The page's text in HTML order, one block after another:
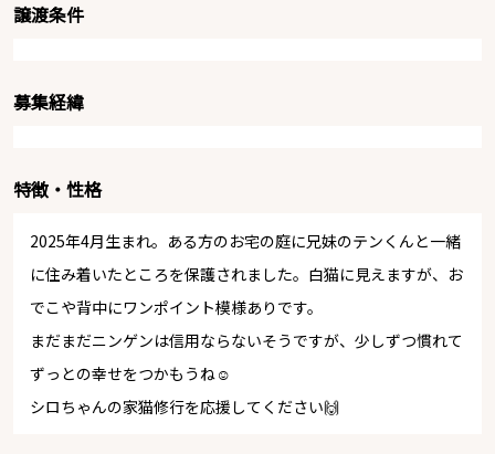
譲渡条件
募集経緯
特徴・性格
2025年4月生まれ。ある方のお宅の庭に兄妹のテンくんと一緒
に住み着いたところを保護されました。白猫に見えますが、お
でこや背中にワンポイント模様ありです。
まだまだニンゲンは信用ならないそうですが、少しずつ慣れて
ずっとの幸せをつかもうね☺️
シロちゃんの家猫修行を応援してください🙌